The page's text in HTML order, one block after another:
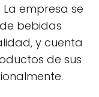
empresa se
bebidas
y cuenta
de sus